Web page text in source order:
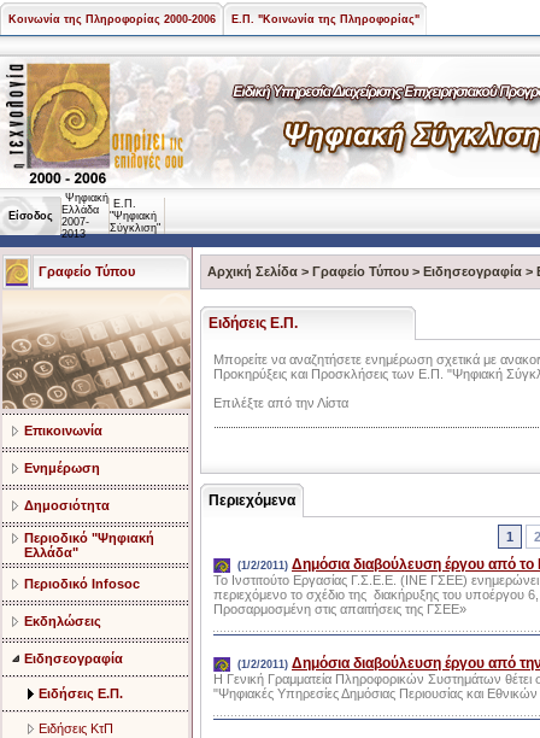
Κοινωνία της Πληροφορίας 2000-2006 Ε.Π. "Κοινωνία της Πληροφορίας"
Είσοδος
Ψηφιακή
Ελλάδα
2007-
2013
Ε.Π.
"Ψηφιακή
Σύγκλιση"
Γραφείο Τύπου
Επικοινωνία
Ενημέρωση
Δημοσιότητα
Περιοδικό "Ψηφιακή
Ελλάδα"
Περιοδικό Infosoc
Εκδηλώσεις
Ειδησεογραφία
Ειδήσεις Ε.Π.
Ειδήσεις ΚτΠ
Αρχική Σελίδα > Γραφείο Τύπου > Ειδησεογραφία >
Ειδήσεις Ε.Π.
Mπορείτε να αναζητήσετε ενημέρωση σχετικά με
Προκηρύξεις και Προσκλήσεις των Ε.Π. "Ψηφιακή
Επιλέξτε από την Λίστα
Περιεχόμενα
1 2
(1/2/2011) Δημόσια διαβούλευση έργου από το
Το Ινστιτούτο Εργασίας Γ.Σ.Ε.Ε. (ΙΝΕ ΓΣΕΕ)
περιεχόμενο το σχέδιο της διακήρυξης του υποέργου
Προσαρμοσμένη στις απαιτήσεις της ΓΣΕΕ»
(1/2/2011) Δημόσια διαβούλευση έργου από
Η Γενική Γραμματεία Πληροφορικών Συστημάτων
"Ψηφιακές Υπηρεσίες Δημόσιας Περιουσίας και